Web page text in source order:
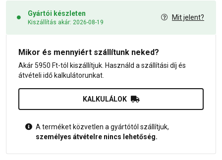
Gyártói készleten
Kiszállítás akár: 2026-08-19
Mit jelent?
Mikor és mennyiért szállítunk neked?
Akár 5950 Ft-tól kiszállítjuk. Használd a szállítási díj és
átvételi idő kalkulátorunkat.
KALKULÁLOK
A terméket közvetlen a gyártótól szállítjuk,
személyes átvételre nincs lehetőség.